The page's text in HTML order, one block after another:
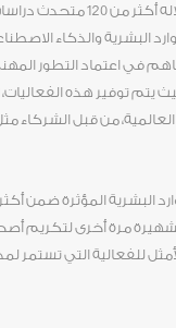
كما تحتضن أجندة القمة لعام 2024 مؤتمراً
البشرية والذكاء
الحوارية وأكثر من 20 ندوة تساهم في اعتماد
يتم توفير هذه
من قبل الشركاء
مرة أخرى لتكريم
للفعالية التي تستمر